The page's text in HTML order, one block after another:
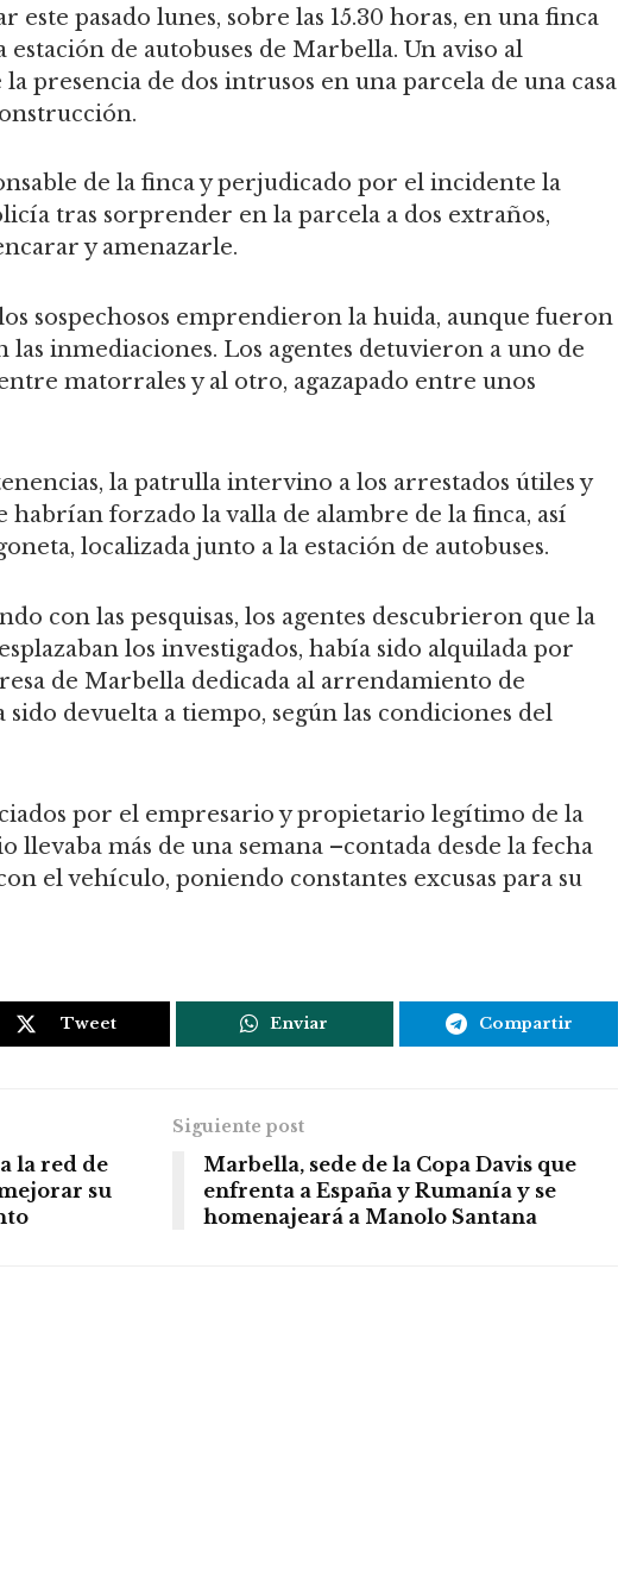
este pasado lunes, sobre las 15.30 horas, en una finca
de autobuses de Marbella. Un aviso al
presencia de dos intrusos en una parcela de una casa
de la finca y perjudicado por el incidente la
tras sorprender en la parcela a dos extraños,
y amenazarle.
sospechosos emprendieron la huida, aunque fueron
las inmediaciones. Los agentes detuvieron a uno de
matorrales y al otro, agazapado entre unos
la patrulla intervino a los arrestados útiles y
habrían forzado la valla de alambre de la finca, así
localizada junto a la estación de autobuses.
con las pesquisas, los agentes descubrieron que la
los investigados, había sido alquilada por
de Marbella dedicada al arrendamiento de
devuelta a tiempo, según las condiciones del
por el empresario y propietario legítimo de la
más de una semana –contada desde la fecha
el vehículo, poniendo constantes excusas para su
Tweet Enviar Compartir
la red de
su
Siguiente post
Marbella, sede de la Copa Davis que
enfrenta a España y Rumanía y se
homenajeará a Manolo Santana